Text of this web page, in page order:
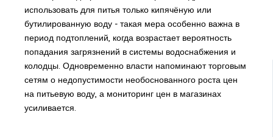
использовать для питья только кипячёную или
бутилированную воду - такая мера особенно важна в
период подтоплений, когда возрастает вероятность
попадания загрязнений в системы водоснабжения и
колодцы. Одновременно власти напоминают торговым
сетям о недопустимости необоснованного роста цен
на питьевую воду, а мониторинг цен в магазинах
усиливается.